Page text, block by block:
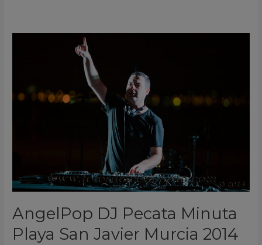
AngelPop DJ Pecata Minuta
Playa San Javier Murcia 2014
Playa